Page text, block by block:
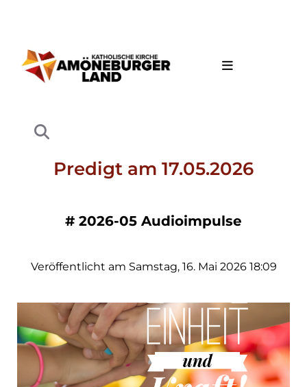
Predigt am 17.05.2026
# 2026-05 Audioimpulse
Veröffentlicht am Samstag, 16. Mai 2026 18:09